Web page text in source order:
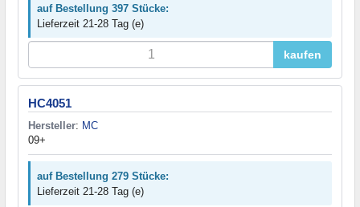
auf Bestellung 397 Stücke:
Lieferzeit 21-28 Tag (e)
kaufen
HC4051
Hersteller: MC
09+
auf Bestellung 279 Stücke:
Lieferzeit 21-28 Tag (e)